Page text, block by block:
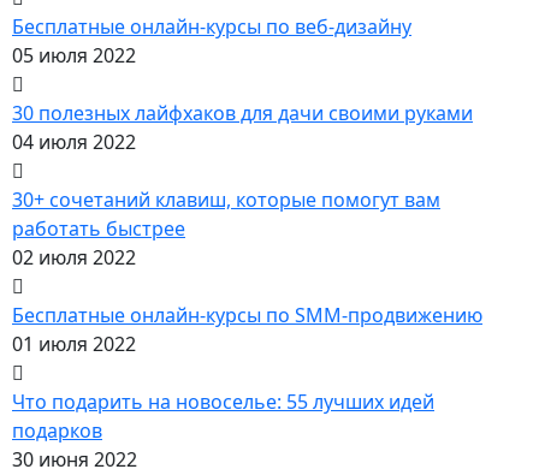
Бесплатные онлайн-курсы по веб-дизайну
05 июля 2022
30 полезных лайфхаков для дачи своими руками
04 июля 2022
30+ сочетаний клавиш, которые помогут вам
работать быстрее
02 июля 2022
Бесплатные онлайн-курсы по SMM-продвижению
01 июля 2022
Что подарить на новоселье: 55 лучших идей
подарков
30 июня 2022